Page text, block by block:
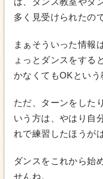
多く見受けられたの
まぁそういった情報
ょっとダンスをする
かなくてもOKという
ただ、ターンをした
いう方は、やはり自
れで練習したほうが
ダンスをこれから始
せんね。